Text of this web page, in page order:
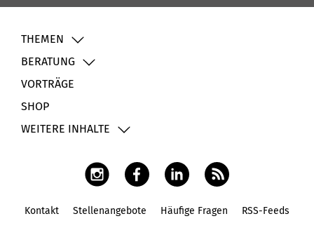
THEMEN
BERATUNG
VORTRÄGE
SHOP
WEITERE INHALTE
Kontakt Stellenangebote Häufige Fragen RSS-Feeds